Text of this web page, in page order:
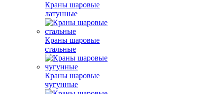
Краны шаровые
латунные
Краны шаровые
стальные
Краны шаровые
чугунные